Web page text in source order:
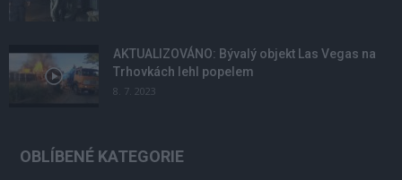
AKTUALIZOVÁNO: Bývalý objekt Las Vegas na
Trhovkách lehl popelem
8. 7. 2023
OBLÍBENÉ KATEGORIE